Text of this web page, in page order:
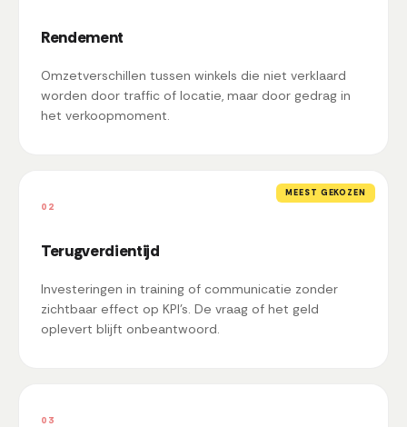
Rendement
Omzetverschillen tussen winkels die niet verklaard
worden door traffic of locatie, maar door gedrag in
het verkoopmoment.
MEEST GEKOZEN
02
Terugverdientijd
Investeringen in training of communicatie zonder
zichtbaar effect op KPI's. De vraag of het geld
oplevert blijft onbeantwoord.
03